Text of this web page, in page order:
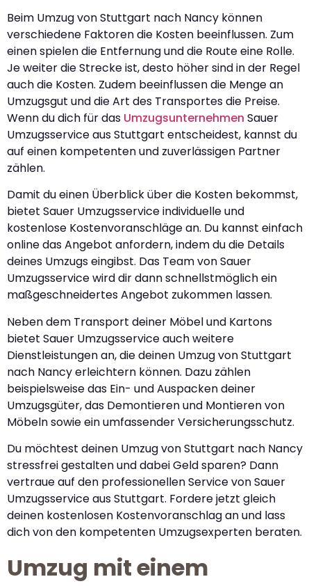
Beim Umzug von Stuttgart nach Nancy können
verschiedene Faktoren die Kosten beeinflussen. Zum
einen spielen die Entfernung und die Route eine Rolle.
Je weiter die Strecke ist, desto höher sind in der Regel
auch die Kosten. Zudem beeinflussen die Menge an
Umzugsgut und die Art des Transportes die Preise.
Wenn du dich für das Umzugsunternehmen Sauer
Umzugsservice aus Stuttgart entscheidest, kannst du
auf einen kompetenten und zuverlässigen Partner
zählen.
Damit du einen Überblick über die Kosten bekommst,
bietet Sauer Umzugsservice individuelle und
kostenlose Kostenvoranschläge an. Du kannst einfach
online das Angebot anfordern, indem du die Details
deines Umzugs eingibst. Das Team von Sauer
Umzugsservice wird dir dann schnellstmöglich ein
maßgeschneidertes Angebot zukommen lassen.
Neben dem Transport deiner Möbel und Kartons
bietet Sauer Umzugsservice auch weitere
Dienstleistungen an, die deinen Umzug von Stuttgart
nach Nancy erleichtern können. Dazu zählen
beispielsweise das Ein- und Auspacken deiner
Umzugsgüter, das Demontieren und Montieren von
Möbeln sowie ein umfassender Versicherungsschutz.
Du möchtest deinen Umzug von Stuttgart nach Nancy
stressfrei gestalten und dabei Geld sparen? Dann
vertraue auf den professionellen Service von Sauer
Umzugsservice aus Stuttgart. Fordere jetzt gleich
deinen kostenlosen Kostenvoranschlag an und lass
dich von den kompetenten Umzugsexperten beraten.
Umzug mit einem